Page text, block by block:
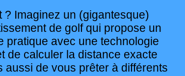
? Imaginez un (gigantesque)
de golf qui propose un
pratique avec une technologie
de calculer la distance exacte
aussi de vous prêter à différents